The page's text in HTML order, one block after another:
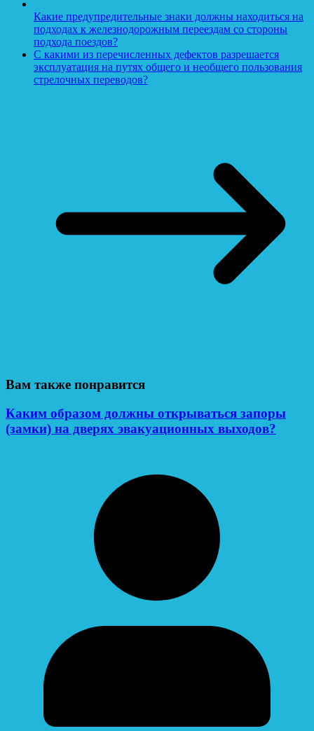
Какие предупредительные знаки должны находиться на
подходах к железнодорожным переездам со стороны
подхода поездов?
С какими из перечисленных дефектов разрешается
эксплуатация на путях общего и необщего пользования
стрелочных переводов?
Вам также понравится
Каким образом должны открываться запоры
(замки) на дверях эвакуационных выходов?